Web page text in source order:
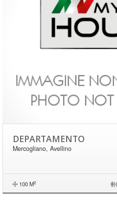
DEPARTAMENTO
Mercogliano, Avellino
100 M2 |